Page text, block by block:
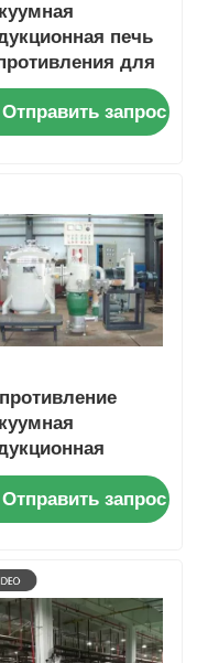
печь
для
Отправить запрос
печь
Отправить запрос